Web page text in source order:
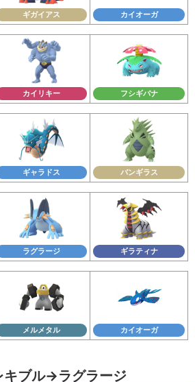
ギガイアス カイオーガ
カイリキー フシギバナ
ギャラドス バンギラス
ラグラージ ギラティナ
メルメタル カイオーガ
ブル→ラグラージ